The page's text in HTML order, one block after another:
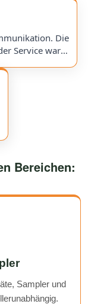
and pricing. I
waiting for
informed. I
Die
Service war
and the
and reliable.
Bereichen:
Sampler und